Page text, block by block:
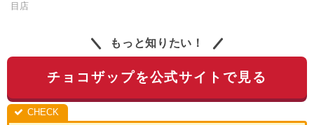
目店
もっと知りたい！
チョコザップを公式サイトで見る